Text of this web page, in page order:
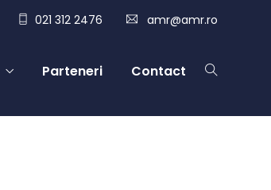
021 312 2476 amr@amr.ro
Parteneri Contact